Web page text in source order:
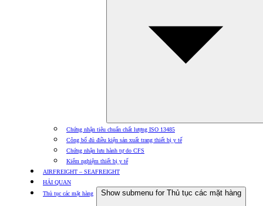
Chứng nhận tiêu chuẩn chất lượng ISO 13485
Công bố đủ điều kiện sản xuất trang thiết bị y tế
Chứng nhận lưu hành tự do CFS
Kiểm nghiệm thiết bị y tế
AIRFREIGHT – SEAFREIGHT
HẢI QUAN
Thủ tục các mặt hàng
Show submenu for Thủ tục các mặt hàng